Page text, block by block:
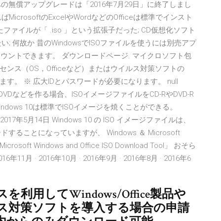
無償アップグレードは「2016年7月29日」に終了しまし
MicrosoftのExcelやWordなどのOfficeは標準でインスト
ァイルが「 .iso 」という拡張子だった; CD仮想化ソフト
; 何故か 昔のWindowsでISOファイルを使うには別売アプ
ントできます。 ダウンロードページ. マイクロソフト包
ンス（OS，Officeなど）またはウイルス対策ソフトの
す。 ※ 広大IDとパスワードが必要になります。 null
などを作る場合、ISOイメージファイルをCD-RやDVD-R
10は標準でISOイメージを焼くことができる。
年5月14日 Windows 10 の ISO イメージファイルは、
することになっていますが、 Windows ＆ Microsoft
Windows and Office ISO Download Tool」 おそら
年11月 · 2016年10月 · 2016年9月 · 2016年8月 · 2016年6
利用してWindows/Office製品や
対策ソフトを導入する場合の申請